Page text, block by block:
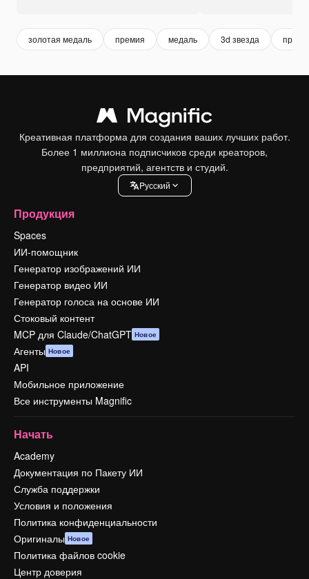
золотая медаль премия медаль 3d звезда
Креативная платформа для создания ваших лучших работ.
Более 1 миллиона подписчиков среди креаторов,
предприятий, агентств и студий.
Pусский
Продукция
Spaces
ИИ-помощник
Генератор изображений ИИ
Генератор видео ИИ
Генератор голоса на основе ИИ
Стоковый контент
MCP для Claude/ChatGPT Новое
Агенты Новое
API
Мобильное приложение
Все инструменты Magnific
Начать
Academy
Документация по Пакету ИИ
Служба поддержки
Условия и положения
Политика конфиденциальности
Оригиналы Новое
Политика файлов cookie
Центр доверия